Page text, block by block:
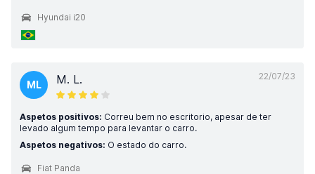
Hyundai i20
22/07/23
ML M. L.
Aspetos positivos: Correu bem no escritorio, apesar de ter
levado algum tempo para levantar o carro.
Aspetos negativos: O estado do carro.
Fiat Panda